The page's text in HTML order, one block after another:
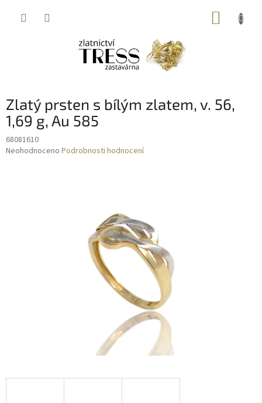
Zlatý prsten s bílým zlatem, v. 56,
1,69 g, Au 585
68081610
Průměrné
Neohodnoceno Podrobnosti hodnocení